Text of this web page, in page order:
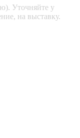
Уточняйте у
на выставку.